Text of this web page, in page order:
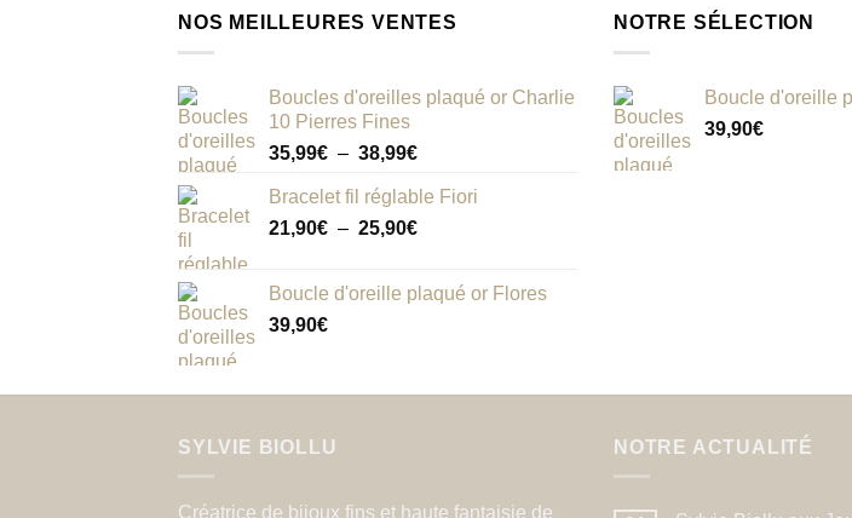
NOS MEILLEURES VENTES
Boucles d'oreilles plaqué or Charlie
10 Pierres Fines
35,99€ – 38,99€Plage
prix :
35,99€
Bracelet fil réglable Fiori
21,90€ – 25,90€Plage
21,90€
Boucle d'oreille plaqué or Flores
39,90€
NOTRE SÉLECTION
Boucle d'oreille
39,90€
SYLVIE BIOLLU
Créatrice de bijoux fins et haute fantaisie de
NOTRE ACTUALITÉ